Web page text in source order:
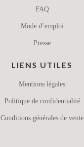
FAQ
Mode d’emploi
Presse
LIENS UTILES
Mentions légales
Politique de confidentialité
Conditions générales de vente